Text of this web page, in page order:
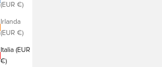
(EUR €)
Irlanda
(EUR €)
Italia (EUR
€)